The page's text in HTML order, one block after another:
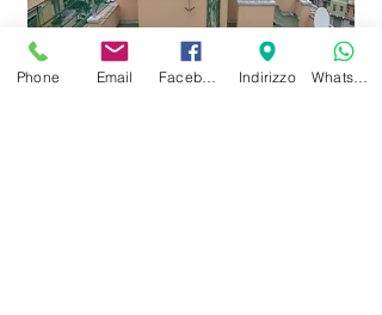
Phone Email Indirizzo